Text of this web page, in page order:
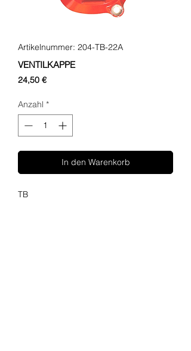
Artikelnummer: 204-TB-22A
VENTILKAPPE
24,50 €Preis
Anzahl *
In den Warenkorb
TB